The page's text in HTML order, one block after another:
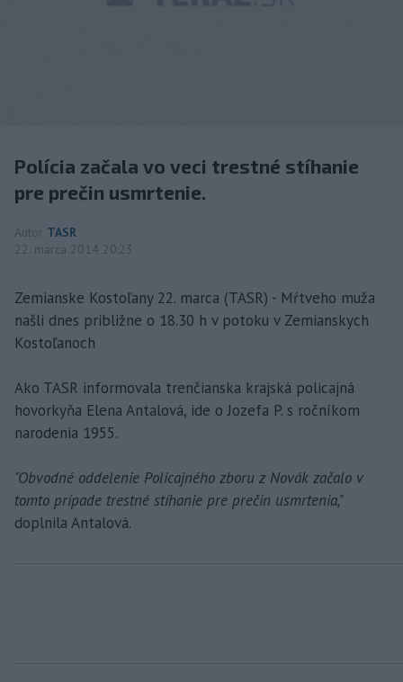
Polícia začala vo veci trestné stíhanie
pre prečin usmrtenie.
Autor TASR
22. marca 2014 20:23
Zemianske Kostoľany 22. marca (TASR) - Mŕtveho muža
našli dnes približne o 18.30 h v potoku v Zemianskych
Kostoľanoch
Ako TASR informovala trenčianska krajská policajná
hovorkyňa Elena Antalová, ide o Jozefa P. s ročníkom
narodenia 1955.
"Obvodné oddelenie Policajného zboru z Novák začalo v
tomto prípade trestné stíhanie pre prečin usmrtenia,"
doplnila Antalová.